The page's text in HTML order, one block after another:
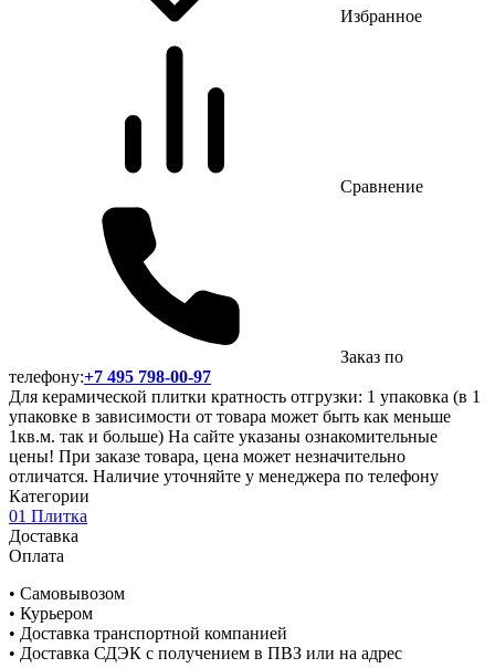
Избранное
Сравнение
Заказ по
телефону:+7 495 798-00-97
Для керамической плитки кратность отгрузки: 1 упаковка (в 1
упаковке в зависимости от товара может быть как меньше
1кв.м. так и больше) На сайте указаны ознакомительные
цены! При заказе товара, цена может незначительно
отличатся. Наличие уточняйте у менеджера по телефону
Категории
01 Плитка
Доставка
Оплата
• Самовывозом
• Курьером
• Доставка транспортной компанией
• Доставка СДЭК с получением в ПВЗ или на адрес